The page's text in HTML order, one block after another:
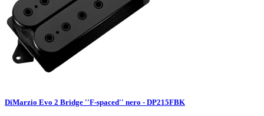
DiMarzio Evo 2 Bridge ''F-spaced'' nero - DP215FBK